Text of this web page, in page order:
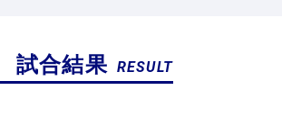
試合結果 RESULT